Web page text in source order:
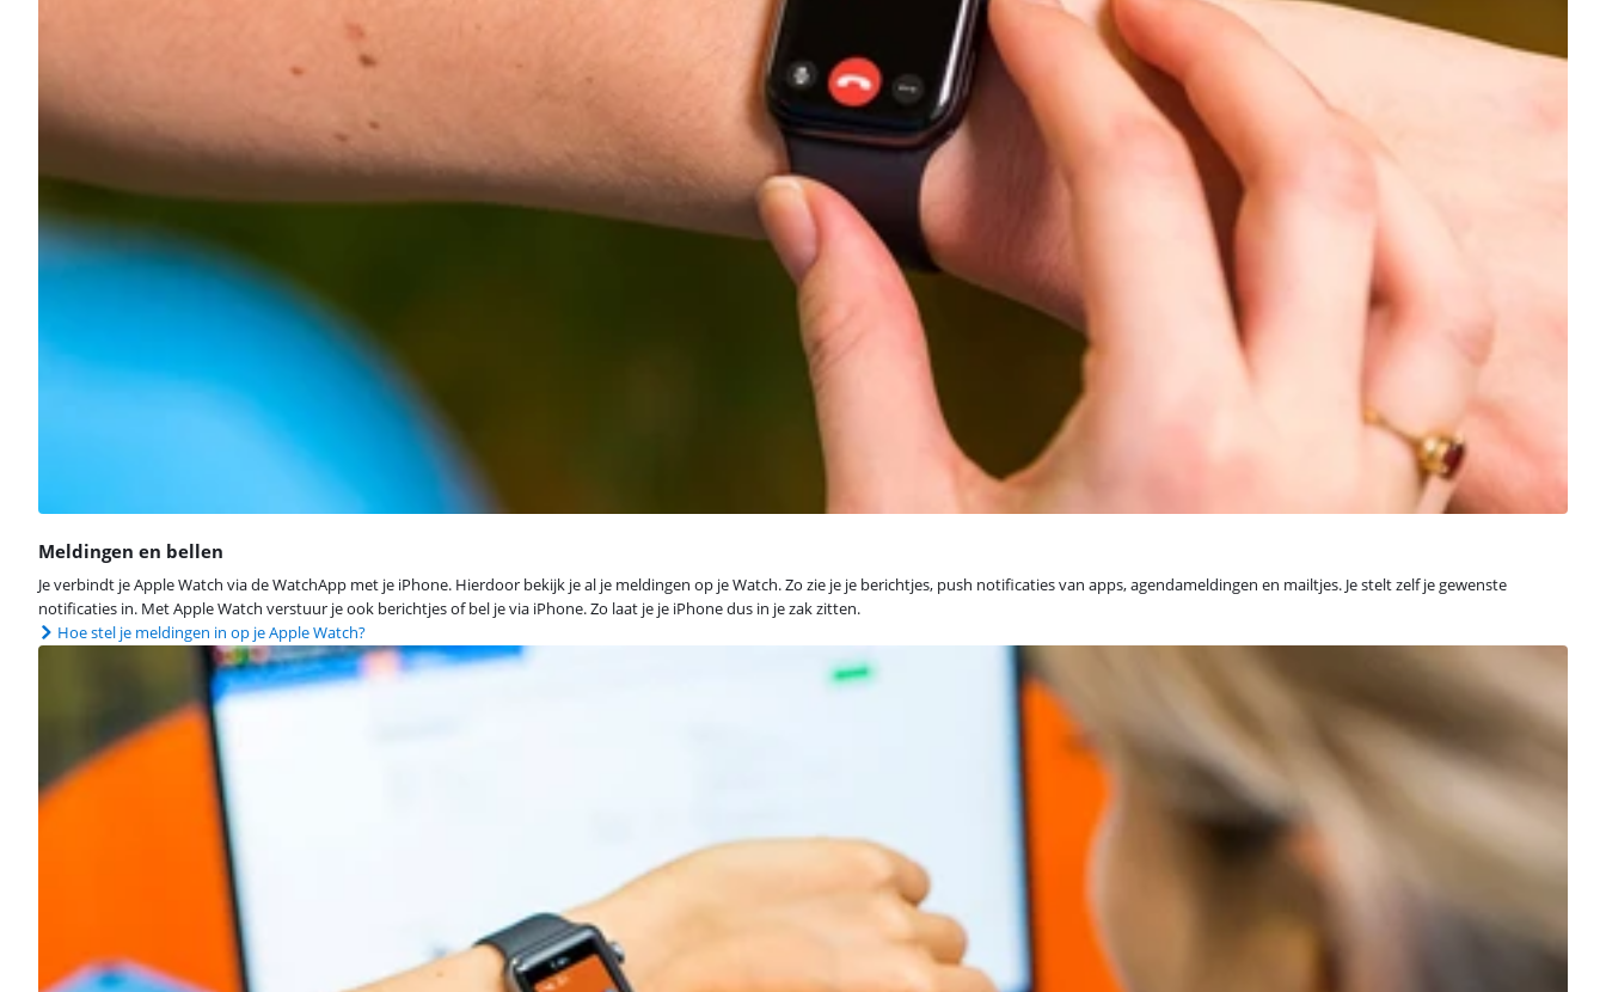
Meldingen en bellen
Je verbindt je Apple Watch via de WatchApp met je iPhone. Hierdoor bekijk je al je meldingen op je Watch. Zo zie je je berichtjes, push notificaties van apps, agendameldingen en mailtjes. Je stelt zelf je gewenste
notificaties in. Met Apple Watch verstuur je ook berichtjes of bel je via iPhone. Zo laat je je iPhone dus in je zak zitten.
Hoe stel je meldingen in op je Apple Watch?